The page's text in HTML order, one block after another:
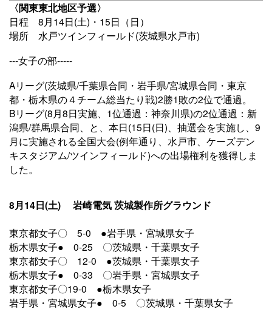
〈関東東北地区予選〉
日程 8月14日(土)・15日（日）
場所 水戸ツインフィールド(茨城県水戸市)
---女子の部-----
Aリーグ(茨城県/千葉県合同・岩手県/宮城県合同・東京
都・栃木県の４チーム総当たり戦)2勝1敗の2位で通過。
Bリーグ(8月8日実施、1位通過：神奈川県)の2位通過：新
潟県/群馬県合同、と、本日(15日(日)、抽選会を実施し、9
月に実施される全国大会(例年通り、水戸市、ケーズデン
キスタジアム/ツインフィールド)への出場権利を獲得しま
した。
8月14日(土) 岩崎電気 茨城製作所グラウンド
東京都女子〇 5-0 ●岩手県・宮城県女子
栃木県女子● 0-25 〇茨城県・千葉県女子
東京都女子〇 12-0 ●茨城県・千葉県女子
栃木県女子● 0-33 〇岩手県・宮城県女子
東京都女子〇19-0 ●栃木県女子
岩手県・宮城県女子● 0-5 〇茨城県・千葉県女子